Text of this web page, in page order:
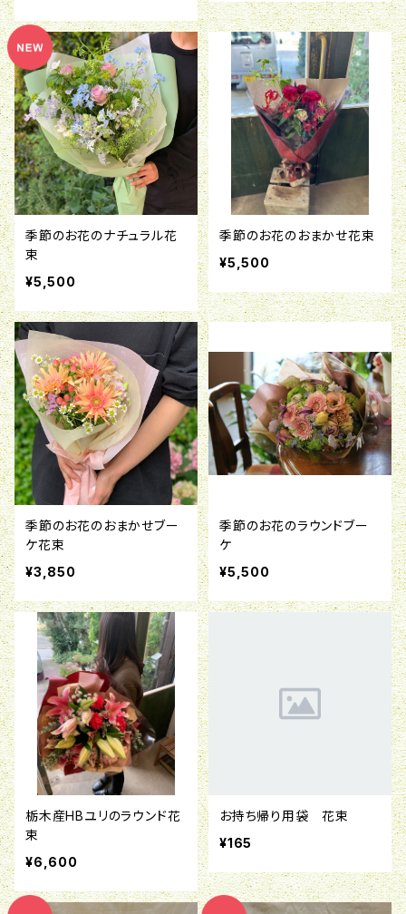
季節のお花のナチュラル花
束
¥5,500
季節のお花のおまかせ花束
¥5,500
季節のお花のおまかせブー
ケ花束
¥3,850
季節のお花のラウンドブー
ケ
¥5,500
栃木産HBユリのラウンド花
束
¥6,600
お持ち帰り用袋 花束
¥165